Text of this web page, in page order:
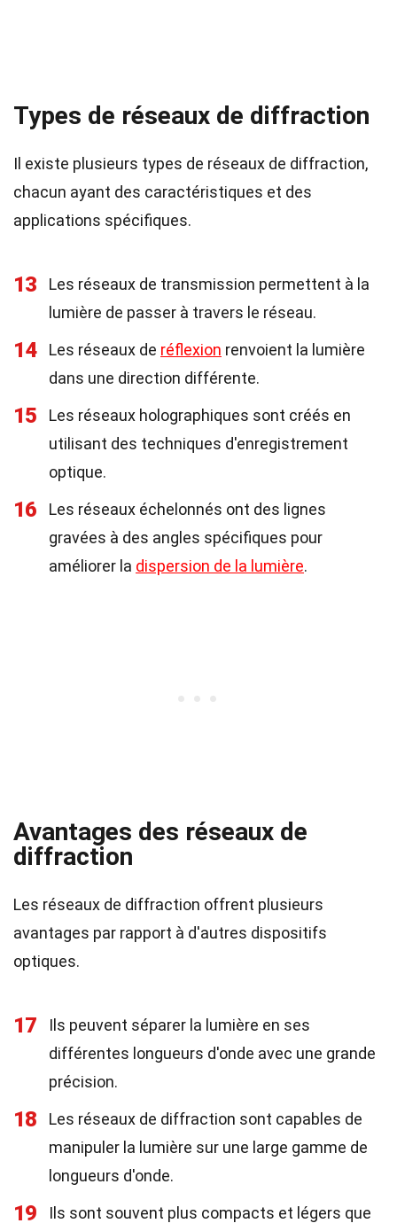
Types de réseaux de diffraction
Il existe plusieurs types de réseaux de diffraction,
chacun ayant des caractéristiques et des
applications spécifiques.
13
Les réseaux de transmission permettent à la
lumière de passer à travers le réseau.
14 Les réseaux de réflexion renvoient la lumière
dans une direction différente.
15
Les réseaux holographiques sont créés en
utilisant des techniques d'enregistrement
optique.
16
Les réseaux échelonnés ont des lignes
gravées à des angles spécifiques pour
améliorer la dispersion de la lumière.
Avantages des réseaux de
diffraction
Les réseaux de diffraction offrent plusieurs
avantages par rapport à d'autres dispositifs
optiques.
17
Ils peuvent séparer la lumière en ses
différentes longueurs d'onde avec une grande
précision.
18
Les réseaux de diffraction sont capables de
manipuler la lumière sur une large gamme de
longueurs d'onde.
19
Ils sont souvent plus compacts et légers que